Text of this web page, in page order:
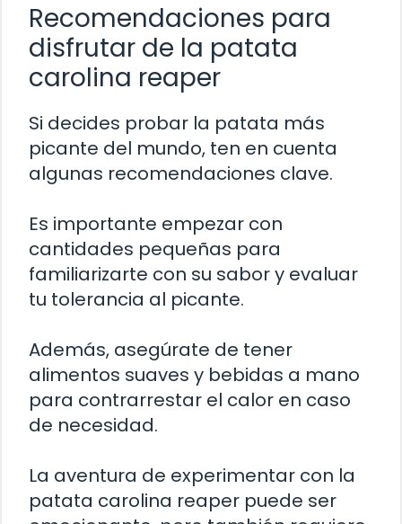
Recomendaciones para
disfrutar de la patata
carolina reaper
Si decides probar la patata más
picante del mundo, ten en cuenta
algunas recomendaciones clave.
Es importante empezar con
cantidades pequeñas para
familiarizarte con su sabor y evaluar
tu tolerancia al picante.
Además, asegúrate de tener
alimentos suaves y bebidas a mano
para contrarrestar el calor en caso
de necesidad.
La aventura de experimentar con la
patata carolina reaper puede ser